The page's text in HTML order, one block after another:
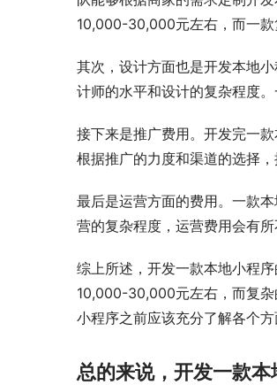
10,000-30,000元左右，而一款
其次，设计方面也是开发本地
计师的水平和设计的复杂程度
接下来是推广费用。开发完一
根据推广的力度和渠道的选择
最后是运营方面的费用。一款
营的复杂程度，运营费用会有所
综上所述，开发一款本地小程
10,000-30,000元左右，而复杂
小程序之前应该充分了解各个
总的来说，开发一款